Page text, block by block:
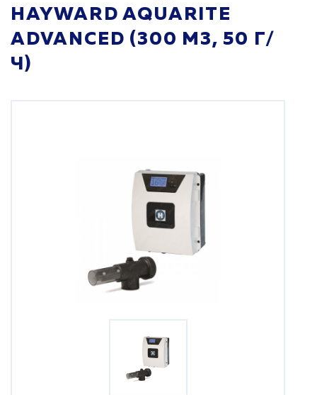
HAYWARD AQUARITE
ADVANCED (300 М3, 50 Г/
Ч)